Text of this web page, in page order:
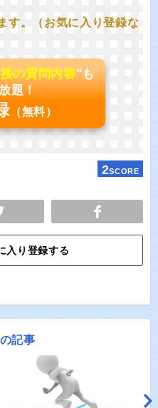
す。（お気に入り登録な
の質問内容"も
題！
（無料）
2SCORE
入り登録する
記事